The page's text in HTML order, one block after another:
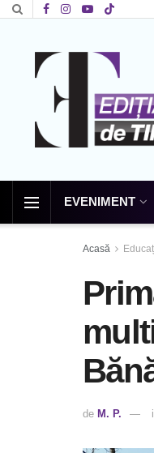
EVENIMENT
Acasă
de M. P.